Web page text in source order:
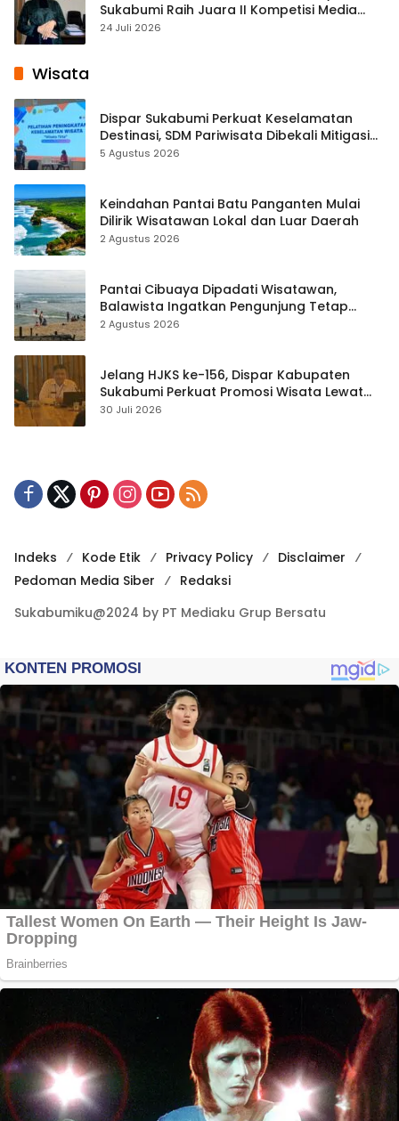
Sukabumi Raih Juara II Kompetisi Media
Pembelajaran Digital Tingkat Internasional
24 Juli 2026
Wisata
Dispar Sukabumi Perkuat Keselamatan
Destinasi, SDM Pariwisata Dibekali Mitigasi
hingga Teknik Evakuasi
5 Agustus 2026
Keindahan Pantai Batu Panganten Mulai
Dilirik Wisatawan Lokal dan Luar Daerah
2 Agustus 2026
Pantai Cibuaya Dipadati Wisatawan,
Balawista Ingatkan Pengunjung Tetap
Waspada
2 Agustus 2026
Jelang HJKS ke-156, Dispar Kabupaten
Sukabumi Perkuat Promosi Wisata Lewat
Publikasi Digital
30 Juli 2026
Indeks Kode Etik Privacy Policy
Disclaimer
Pedoman Media Siber
Redaksi
Sukabumiku@2024 by PT Mediaku Grup Bersatu